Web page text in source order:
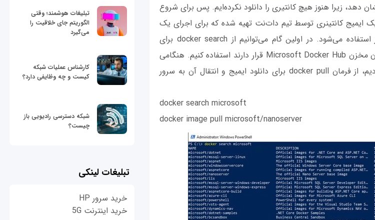
زیرا هنوز هیچ کانتیری را دانلود نکرده‌ایم. پس برای شروع
یک ایمیج کانتینری توسط تیم دات‌نت تهیه شده که برای اجرای یک
برنامه دات‌نت درون یک کانتینر نانو سرور استفاده می‌شود. در اولین گام می‌توانیم از docker search برای
بررسی وضعیت ایمیج‌های کانتینری که درون مخزن Microsoft Docker Hub قرار دارند استفاده کنیم. هنگامی
که ایمیج موردنظر خود را پیدا و دانلود کردیم، از فرمان docker pull برای دانلود ایمیج و انتقال آن به سرور
docker search microsoft
docker image pull microsoft/nanoserver
تبلیغات هوشمند؛ وقتی
الگوریتم جای خلاقیت را
می‌گیرد
کارشناس عملیات شبکه
کیست و چه وظایفی دارد؟
شبکه دسترسی رادیویی باز
چیست؟
تبلیغات لینکی
خرید سرور HP
خرید اینترنت 5G